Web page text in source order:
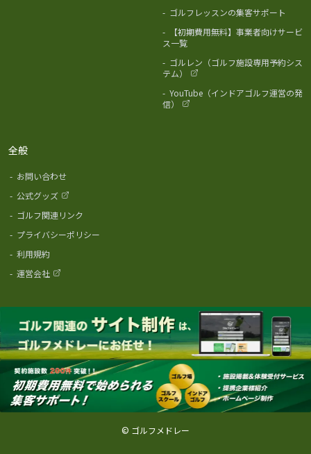
- ゴルフレッスンの集客サポート
-
【初期費用無料】事業者向けサービ
ス一覧
- ゴルレン（ゴルフ施設専用予約シス
テム）
- YouTube（インドアゴルフ運営の発
信）
全般
- お問い合わせ
- 公式グッズ
- ゴルフ関連リンク
- プライバシーポリシー
- 利用規約
- 運営会社
© ゴルフメドレー